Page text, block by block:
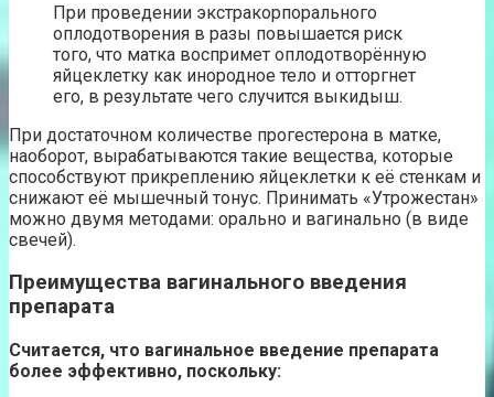
При проведении экстракорпорального
оплодотворения в разы повышается риск
того, что матка воспримет оплодотворённую
яйцеклетку как инородное тело и отторгнет
его, в результате чего случится выкидыш.
При достаточном количестве прогестерона в матке,
наоборот, вырабатываются такие вещества, которые
способствуют прикреплению яйцеклетки к её стенкам и
снижают её мышечный тонус. Принимать «Утрожестан»
можно двумя методами: орально и вагинально (в виде
свечей).
Преимущества вагинального введения
препарата
Считается, что вагинальное введение препарата
более эффективно, поскольку: